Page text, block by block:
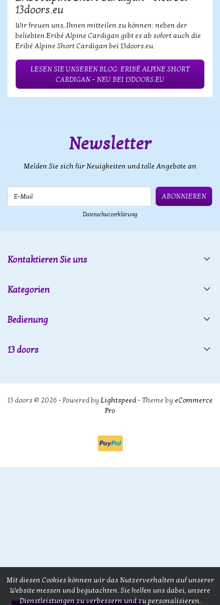
13doors.eu
Wir freuen uns, Ihnen mitteilen zu können: neben der
beliebten Eribé Alpine Cardigan gibt es ab sofort auch die
Eribé Alpine Short Cardigan bei 13doors.eu.
LESEN SIE UNSEREN BLOG: ERIBÉ ALPINE SHORT
CARDIGAN – NEU BEI 13DOORS.EU
Newsletter
Melden Sie sich für Neuigkeiten und tolle Angebote an
ABONNIEREN
Datenschutzerklärung
Kontaktieren Sie uns
Kategorien
Bedienung
13 doors
13 doors © 2026 - Powered by Lightspeed- Theme by eCommerce
Pro
Mit diesen Cookies können wir das Nutzerverhalten auf unserer
Website messen und begutachten. Sie helfen uns dabei, unsere
Dienstleistungen zu verbessern und zu personalisieren.